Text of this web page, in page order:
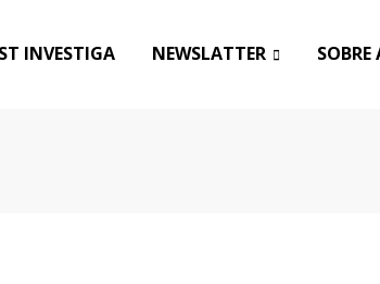
INVESTIGA NEWSLATTER SOBRE